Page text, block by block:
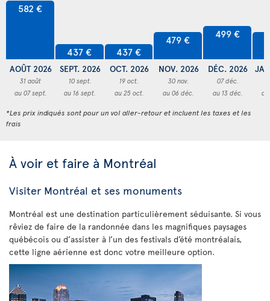
582 €
AOÛT 2026
31 août
au 07 sept.
437 €
SEPT. 2026
10 sept.
au 16 sept.
437 €
OCT. 2026
19 oct.
au 25 oct.
479 €
NOV. 2026
30 nov.
au 06 déc.
499 €
DÉC. 2026
07 déc.
au 13 déc.
*Les prix indiqués sont pour un vol aller-retour et incluent les taxes et les
frais
À voir et faire à Montréal
Visiter Montréal et ses monuments
Montréal est une destination particulièrement séduisante. Si vous
rêviez de faire de la randonnée dans les magnifiques paysages
québécois ou d’assister à l’un des festivals d’été montréalais,
cette ligne aérienne est donc votre meilleure option.